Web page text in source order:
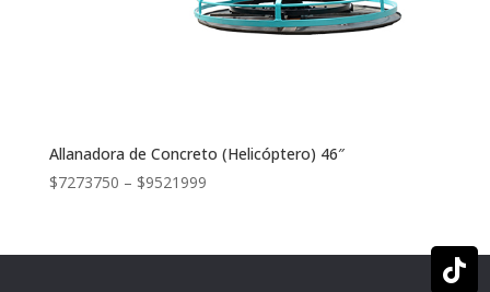

Allanadora de Concreto (Helicóptero) 46″
$7273750 – $9521999